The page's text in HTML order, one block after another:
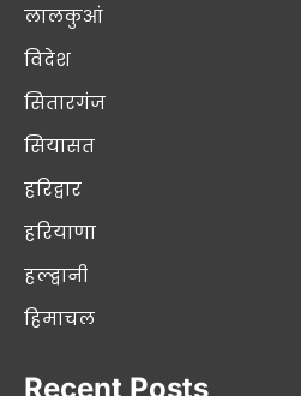
लालकुआं
विदेश
सितारगंज
सियासत
हरिद्वार
हरियाणा
हल्द्वानी
हिमाचल
Recent Posts